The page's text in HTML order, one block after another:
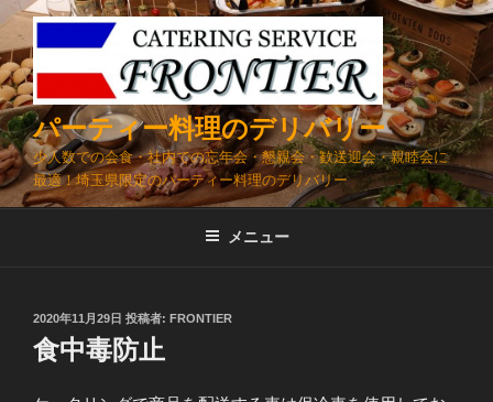
コ
テ
ン
ツ
へ
ス
キ
パーティー料理のデリバリー
少人数での会食・社内での忘年会・懇親会・歓送迎会・親睦会に
最適！埼玉県限定のパーティー料理のデリバリー
メニュー
投
稿
日:
2020年11月29日 投稿者: FRONTIER
食中毒防止